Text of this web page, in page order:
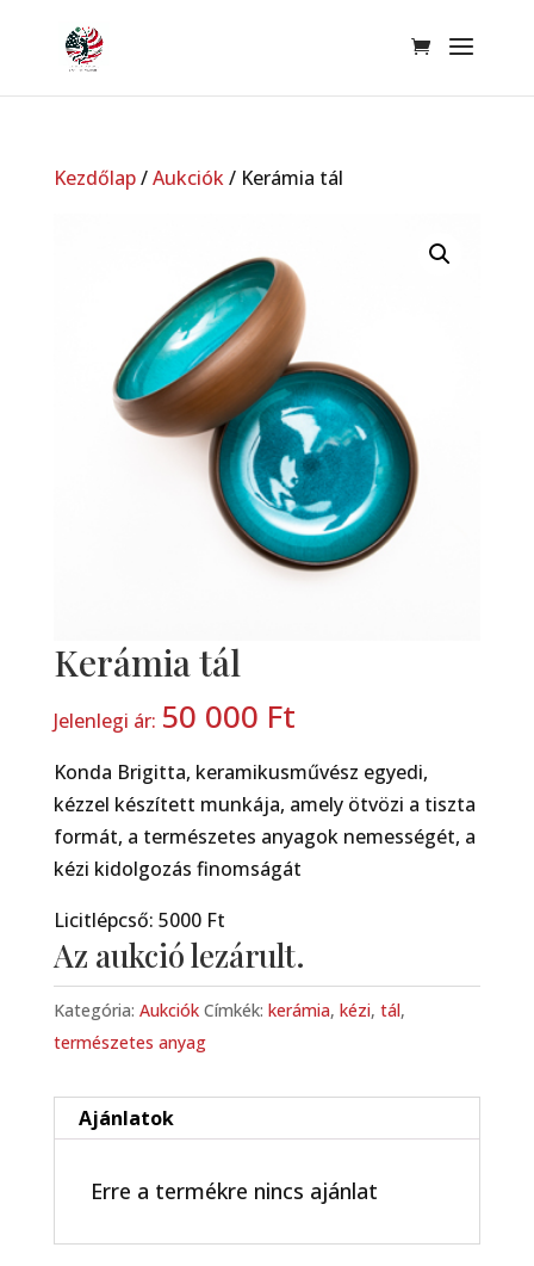
Kezdőlap/Aukciók/ Kerámia tál
Kerámia tál
Jelenlegi ár: 50 000 Ft
Konda Brigitta, keramikusművész egyedi,
kézzel készített munkája, amely ötvözi a tiszta
formát, a természetes anyagok nemességét, a
kézi kidolgozás finomságát
Licitlépcső: 5000 Ft
Az aukció lezárult.
Kategória: Aukciók Címkék: kerámia, kézi, tál,
természetes anyag
Ajánlatok
Erre a termékre nincs ajánlat